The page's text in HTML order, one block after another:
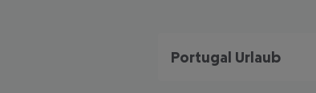
Portugal Urlaub